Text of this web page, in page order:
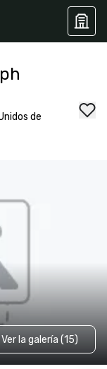
de
Ver la galería (15)